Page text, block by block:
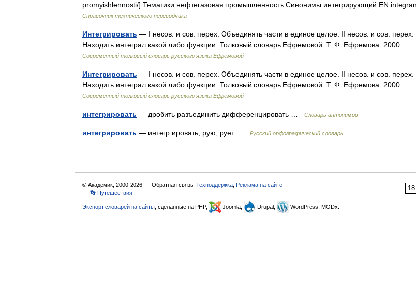
promyishlennosti/] Тематики нефтегазовая промышленность Синонимы интегрирующий EN
Справочник технического переводчика
Интегрировать — I несов. и сов. перех. Объединять части в единое целое. II несов. и сов. перех.
Находить интеграл какой либо функции. Толковый словарь Ефремовой. Т. Ф. Ефремова. 2000 …
Современный толковый словарь русского языка Ефремовой
Интегрировать — I несов. и сов. перех. Объединять части в единое целое. II несов. и сов. перех.
Находить интеграл какой либо функции. Толковый словарь Ефремовой. Т. Ф. Ефремова. 2000 …
Современный толковый словарь русского языка Ефремовой
интегрировать — дробить разъединить дифференцировать … Словарь антонимов
интегрировать — интегр ировать, рую, рует … Русский орфографический словарь
© Академик, 2000-2026 Обратная связь: Техподдержка Реклама на сайте
👣 Путешествия
Экспорт словарей на сайты , сделанные на PHP, Joomla, Drupal, WordPress, MODx.